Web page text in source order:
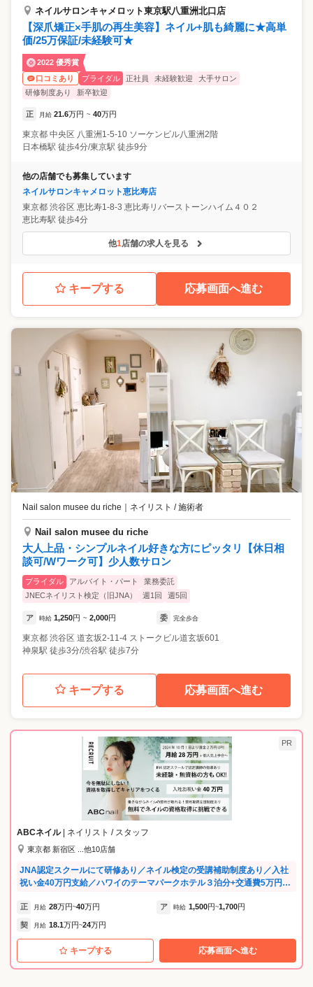
ネイルサロンキャメロット東京駅八重洲北口店
【深爪矯正×手肌の再生美容】ネイル+肌も綺麗に★高単
価/25万保証/未経験可★
2022 優秀賞
口コミあり
ブライダル 正社員 未経験歓迎
大手サロン
研修制度あり
新卒歓迎
正 月給 21.6万円 ~ 40万円
東京都 中央区 八重洲1-5-10 ソーケンビル八重洲2階
日本橋駅 徒歩4分/東京駅 徒歩9分
他の店舗でも募集しています
ネイルサロンキャメロット恵比寿店
東京都 渋谷区 恵比寿1-8-3 恵比寿リバーストーンハイム４０２
恵比寿駅 徒歩4分
他1店舗の求人を見る
キープする 応募画面へ進む
Nail salon musee du riche ｜ ネイリスト / 施術者
Nail salon musee du riche
大人上品・シンプルネイル好きな方にピッタリ【休日相
談可/Wワーク可】少人数サロン
ブライダル アルバイト・パート
業務委託
JNECネイリスト検定（旧JNA）
週1回 週5回
ア 時給 1,250円 ~ 2,000円 委 完全歩合
東京都 渋谷区 道玄坂2-11-4 ストークビル道玄坂601
神泉駅 徒歩3分/渋谷駅 徒歩7分
キープする 応募画面へ進む
PR
ABCネイル| ネイリスト / スタッフ
東京都 新宿区 ...他10店舗
JNA認定スクールにて研修あり／ネイル検定の受講補助制度あり／入社
祝い金40万円支給／ハワイのテーマパークホテル３泊分+交通費5万円支
ど、福利厚生が充実♪ .。*゜+.*.。 ABCネイルのビジョン ゜+..。*゜+ 当
社は『お客様満足のための社員満足』を信条に規模を拡大してきまし
でABCネイルを運営していきます。 お客様への最高のサービスは、スタ
ッフの“やりがい”と“笑顔”から生まれると考え、働く環境づくりに力を
入れています。 私たちの強みは「教育」「働き方」「待遇」のすべてに
正 月給 28万円 ~40万円 ア 時給 1,500円 ~1,700円
契 月給 18.1万円~24万円
キープする 応募画面へ進む